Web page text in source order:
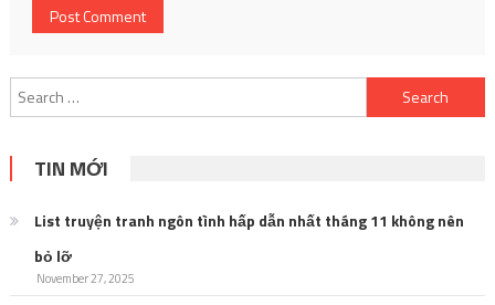
Search
for:
TIN MỚI
List truyện tranh ngôn tình hấp dẫn nhất tháng 11 không nên
bỏ lỡ
November 27, 2025